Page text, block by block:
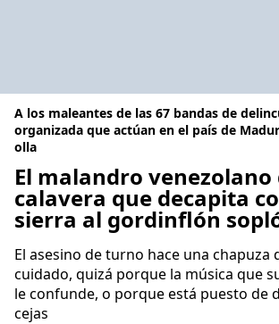
A los maleantes de las 67 bandas de
organizada que actúan en el país de
olla
El malandro venezolano
calavera que decapita
sierra al gordinflón
El asesino de turno hace una chapuza
cuidado, quizá porque la música que
le confunde, o porque está puesto de
cejas